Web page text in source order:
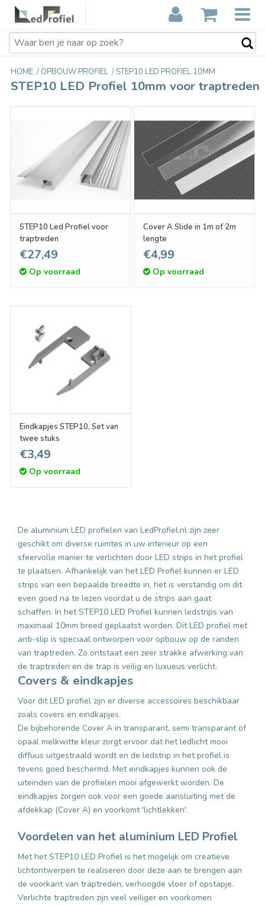
HOME / OPBOUW PROFIEL / STEP10 LED PROFIEL 10MM
STEP10 LED Profiel 10mm voor traptreden
STEP10 Led Profiel voor
traptreden
€27,49
Op voorraad
Cover A Slide in 1m of 2m
lengte
€4,99
Op voorraad
Eindkapjes STEP10, Set van
twee stuks
€3,49
Op voorraad
De aluminium LED profielen van LedProfiel.nl zijn zeer
geschikt om diverse ruimtes in uw interieur op een
sfeervolle manier te verlichten door LED strips in het profiel
te plaatsen. Afhankelijk van het LED Profiel kunnen er LED
strips van een bepaalde breedte in, het is verstandig om dit
even goed na te lezen voordat u de strips aan gaat
schaffen. In het STEP10 LED Profiel kunnen ledstrips van
maximaal 10mm breed geplaatst worden. Dit LED profiel met
anti-slip is speciaal ontworpen voor opbouw op de randen
van traptreden. Zo ontstaat een zeer strakke afwerking van
de traptreden en de trap is veilig en luxueus verlicht.
Covers & eindkapjes
Voor dit LED profiel zijn er diverse accessoires beschikbaar
zoals covers en eindkapjes.
De bijbehorende Cover A in transparant, semi transparant of
opaal melkwitte kleur zorgt ervoor dat het ledlicht mooi
diffuus uitgestraald wordt en de ledstrip in het profiel is
tevens goed beschermd. Met eindkapjes kunnen ook de
uiteinden van de profielen mooi afgewerkt worden. De
eindkapjes zorgen ook voor een goede aansluiting met de
afdekkap (Cover A) en voorkomt 'lichtlekken'.
Voordelen van het aluminium LED Profiel
Met het STEP10 LED Profiel is het mogelijk om creatieve
lichtontwerpen te realiseren door deze aan te brengen aan
de voorkant van traptreden, verhoogde vloer of opstapje.
Verlichte traptreden zijn veel veiliger en voorkomen